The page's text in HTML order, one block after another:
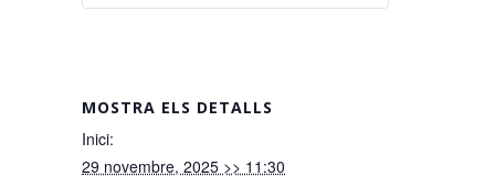
MOSTRA ELS DETALLS
Inici:
29 novembre, 2025 >> 11:30